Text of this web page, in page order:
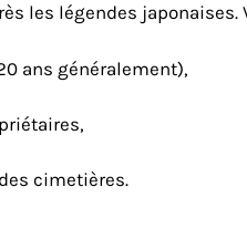
les légendes
ans généralement),
cimetières.